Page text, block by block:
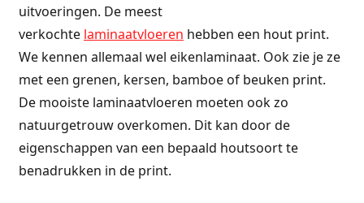
uitvoeringen. De meest
verkochte laminaatvloeren hebben een hout print.
We kennen allemaal wel eikenlaminaat. Ook zie je ze
met een grenen, kersen, bamboe of beuken print.
De mooiste laminaatvloeren moeten ook zo
natuurgetrouw overkomen. Dit kan door de
eigenschappen van een bepaald houtsoort te
benadrukken in de print.